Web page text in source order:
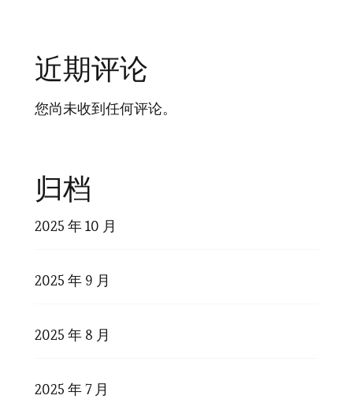
近期评论
您尚未收到任何评论。
归档
2025 年 10 月
2025 年 9 月
2025 年 8 月
2025 年 7 月